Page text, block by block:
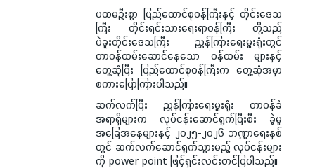
ပထမဦးစွာ ပြည်ထောင်စုဝန်ကြီးနှင့် တိုင်းဒေသ
ကြီး တိုင်းရင်းသားရေးရာဝန်ကြီး တို့သည်
ပဲခူးတိုင်းဒေသကြီး ညွှန်ကြားရေးမှူးရုံးတွင်
တာဝန်ထမ်းဆောင်နေသော ဝန်ထမ်း များနှင့်
တွေ့ဆုံပြီး ပြည်ထောင်စုဝန်ကြီးက တွေ့ဆုံအမှာ
စကားပြောကြားပါသည်။
ဆက်လက်ပြီး ညွှန်ကြားရေးမှူးရုံး တာဝန်ခံ
အရာရှိများက လုပ်ငန်းဆောင်ရွက်ပြီးစီး ခဲ့မှု
အခြေအနေများနင့် ၂၀၂၅-၂၀၂၆ ဘဏ္ဍာရေးနှစ်
တွင် ဆက်လက်ဆောင်ရွက်သွားမည့် လုပ်ငန်းများ
ကို power point ဖြင့်ရှင်းလင်းတင်ပြပါသည်။